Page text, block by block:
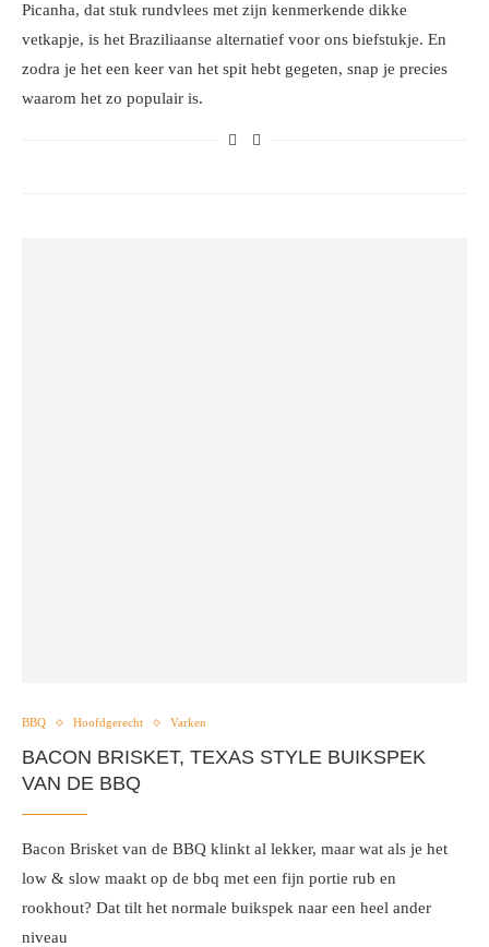
Picanha, dat stuk rundvlees met zijn kenmerkende dikke
vetkapje, is het Braziliaanse alternatief voor ons biefstukje. En
zodra je het een keer van het spit hebt gegeten, snap je precies
waarom het zo populair is.
BBQ Hoofdgerecht Varken
BACON BRISKET, TEXAS STYLE BUIKSPEK
VAN DE BBQ
Bacon Brisket van de BBQ klinkt al lekker, maar wat als je het
low & slow maakt op de bbq met een fijn portie rub en
rookhout? Dat tilt het normale buikspek naar een heel ander
niveau